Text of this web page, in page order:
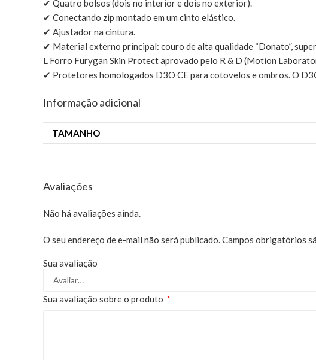
✔ Quatro bolsos (dois no interior e dois no exterior).
✔ Conectando zip montado em um cinto elástico.
✔ Ajustador na cintura.
✔ Material externo principal: couro de alta qualidade “Donato”,
L Forro Furygan Skin Protect aprovado pelo R & D (Motion
✔ Protetores homologados D3O CE para cotovelos e ombros. O
Informação adicional
TAMANHO
Avaliações
Não há avaliações ainda.
O seu endereço de e-mail não será publicado.Campos obrigatórios
Sua avaliação
Sua avaliação sobre o produto *